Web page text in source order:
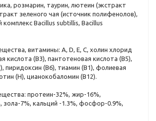
розмарин, таурин, лютеин (экстракт
зеленого чая (источник полифенолов),
комплекс Bacillus subtillis, Bacillus
витамины: А, D, Е, С, холин хлорид
кислота (В3), пантотеновая кислота (В5),
пиридоксин (В6), тиамин (В1), фолиевая
(Н), цианокобаломин (В12).
протеин-32%, жир-16%,
зола-7%, кальций -1.3%, фосфор-0.9%,